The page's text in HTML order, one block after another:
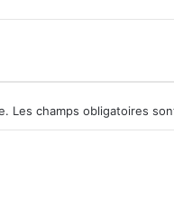
Les champs obligatoires